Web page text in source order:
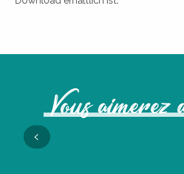
Vous aimerez